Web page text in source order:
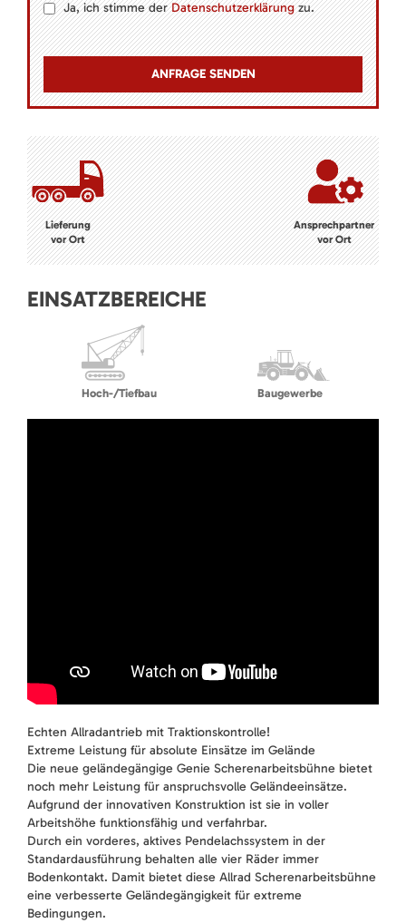
Ja, ich stimme derDatenschutzerklärungzu.
Lieferung
vor Ort
Ansprechpartner
vor Ort
EINSATZBEREICHE
Hoch-/Tiefbau Baugewerbe
Echten Allradantrieb mit Traktionskontrolle!
Extreme Leistung für absolute Einsätze im Gelände
Die neue geländegängige Genie Scherenarbeitsbühne bietet
noch mehr Leistung für anspruchsvolle Geländeeinsätze.
Aufgrund der innovativen Konstruktion ist sie in voller
Arbeitshöhe funktionsfähig und verfahrbar.
Durch ein vorderes, aktives Pendelachssystem in der
Standardausführung behalten alle vier Räder immer
Bodenkontakt. Damit bietet diese Allrad Scherenarbeitsbühne
eine verbesserte Geländegängigkeit für extreme
Bedingungen.